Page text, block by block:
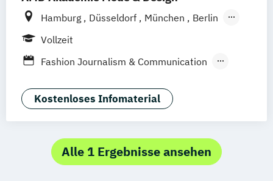
Hamburg Düsseldorf München
Berlin
Wiesbaden
Vollzeit
Fashion Journalism & Communication
Industrie & Produkt Design
Interior Design
Kostenloses Infomaterial
Alle 1 Ergebnisse ansehen